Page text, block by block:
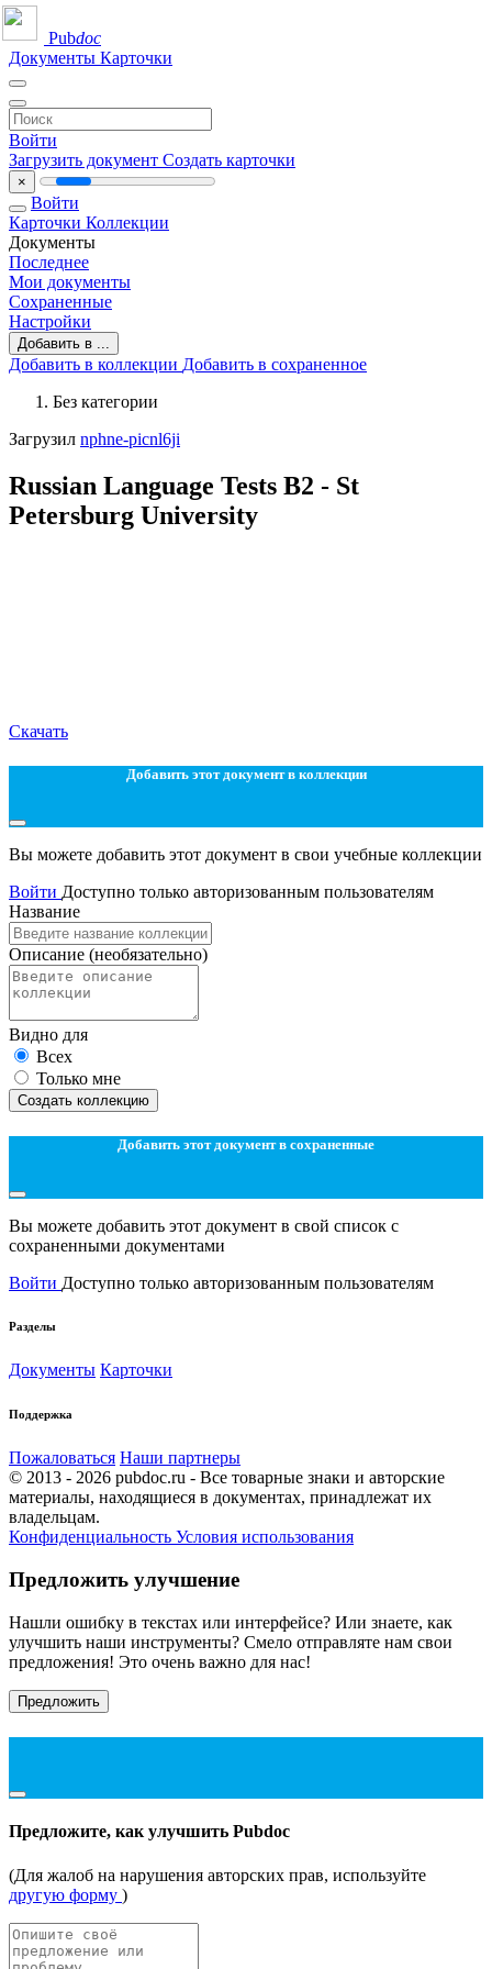
Pubdoc
Документы Карточки
Войти
Загрузить документ Создать карточки
×
Войти
Карточки Коллекции
Документы
Последнее
Мои документы
Сохраненные
Настройки
Добавить в ...
Добавить в коллекции Добавить в сохраненное
Без категории
Загрузил nphne-picnl6ji
Russian Language Tests B2 - St
Petersburg University
Скачать
Добавить этот документ в коллекции
Вы можете добавить этот документ в свои учебные коллекции
Войти Доступно только авторизованным пользователям
Название
Описание (необязательно)
Видно для
Всех
Только мне
Создать коллекцию
Добавить этот документ в сохраненные
Вы можете добавить этот документ в свой список с
сохраненными документами
Войти Доступно только авторизованным пользователям
Разделы
Документы Карточки
Поддержка
Пожаловаться Наши партнеры
© 2013 - 2026 pubdoc.ru - Все товарные знаки и авторские
материалы, находящиеся в документах, принадлежат их
владельцам.
Конфиденциальность Условия использования
Предложить улучшение
Нашли ошибку в текстах или интерфейсе? Или знаете, как
улучшить наши инструменты? Смело отправляте нам свои
предложения! Это очень важно для нас!
Предложить
Предложите, как улучшить Pubdoc
(Для жалоб на нарушения авторских прав, используйте
другую форму )